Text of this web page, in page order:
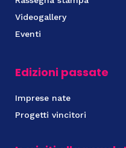
Videogallery
Eventi
Edizioni passate
Imprese nate
Progetti vincitori